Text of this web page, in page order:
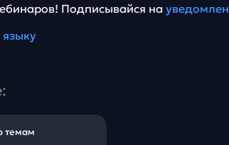
Подписывайся на
темам